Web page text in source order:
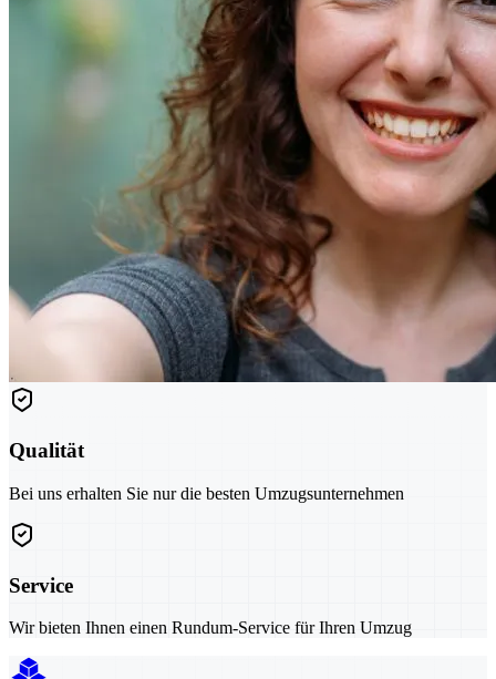
Qualität
Bei uns erhalten Sie nur die besten Umzugsunternehmen
Service
Wir bieten Ihnen einen Rundum-Service für Ihren Umzug